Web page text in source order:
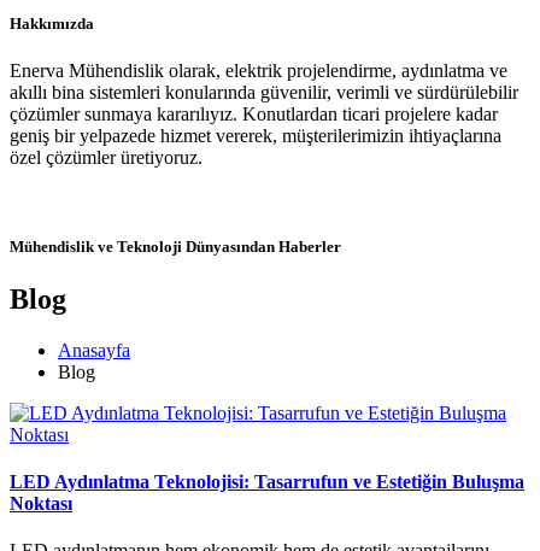
Hakkımızda
Enerva Mühendislik olarak, elektrik projelendirme, aydınlatma ve
akıllı bina sistemleri konularında güvenilir, verimli ve sürdürülebilir
çözümler sunmaya kararılıyız. Konutlardan ticari projelere kadar
geniş bir yelpazede hizmet vererek, müşterilerimizin ihtiyaçlarına
özel çözümler üretiyoruz.
Mühendislik ve Teknoloji Dünyasından Haberler
Blog
Anasayfa
Blog
LED Aydınlatma Teknolojisi: Tasarrufun ve Estetiğin Buluşma
Noktası